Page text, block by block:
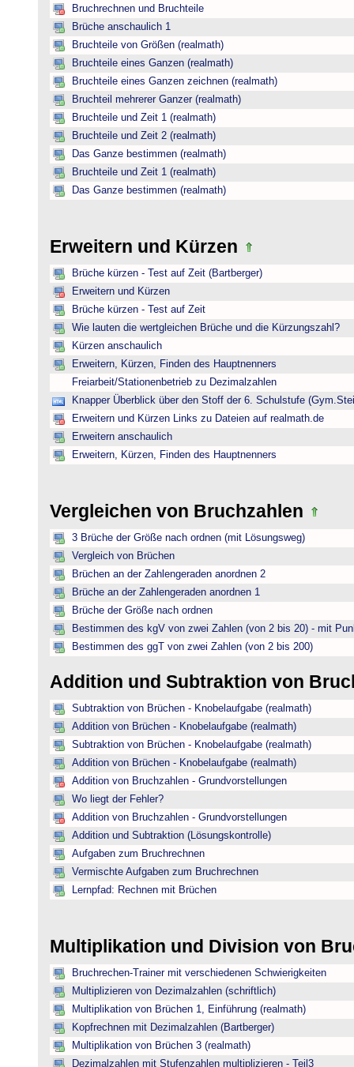
Bruchrechnen und Bruchteile
Brüche anschaulich 1
Bruchteile von Größen (realmath)
Bruchteile eines Ganzen (realmath)
Bruchteile eines Ganzen zeichnen (realmath)
Bruchteil mehrerer Ganzer (realmath)
Bruchteile und Zeit 1 (realmath)
Bruchteile und Zeit 2 (realmath)
Das Ganze bestimmen (realmath)
Bruchteile und Zeit 1 (realmath)
Das Ganze bestimmen (realmath)
Erweitern und Kürzen
Brüche kürzen - Test auf Zeit (Bartberger)
Erweitern und Kürzen
Brüche kürzen - Test auf Zeit
Wie lauten die wertgleichen Brüche und die Kürzungszahl?
Kürzen anschaulich
Erweitern, Kürzen, Finden des Hauptnenners
Freiarbeit/Stationenbetrieb zu Dezimalzahlen
Knapper Überblick über den Stoff der 6. Schulstufe
Erweitern und Kürzen Links zu Dateien auf realmath.de
Erweitern anschaulich
Erweitern, Kürzen, Finden des Hauptnenners
Vergleichen von Bruchzahlen
3 Brüche der Größe nach ordnen (mit Lösungsweg)
Vergleich von Brüchen
Brüchen an der Zahlengeraden anordnen 2
Brüche an der Zahlengeraden anordnen 1
Brüche der Größe nach ordnen
Bestimmen des kgV von zwei Zahlen (von 2 bis 20) - mit
Bestimmen des ggT von zwei Zahlen (von 2 bis 200)
Addition und Subtraktion von
Subtraktion von Brüchen - Knobelaufgabe (realmath)
Addition von Brüchen - Knobelaufgabe (realmath)
Subtraktion von Brüchen - Knobelaufgabe (realmath)
Addition von Brüchen - Knobelaufgabe (realmath)
Addition von Bruchzahlen - Grundvorstellungen
Wo liegt der Fehler?
Addition von Bruchzahlen - Grundvorstellungen
Addition und Subtraktion (Lösungskontrolle)
Aufgaben zum Bruchrechnen
Vermischte Aufgaben zum Bruchrechnen
Lernpfad: Rechnen mit Brüchen
Multiplikation und Division von
Bruchrechen-Trainer mit verschiedenen Schwierigkeiten
Multiplizieren von Dezimalzahlen (schriftlich)
Multiplikation von Brüchen 1, Einführung (realmath)
Kopfrechnen mit Dezimalzahlen (Bartberger)
Multiplikation von Brüchen 3 (realmath)
Dezimalzahlen mit Stufenzahlen multiplizieren - Teil3